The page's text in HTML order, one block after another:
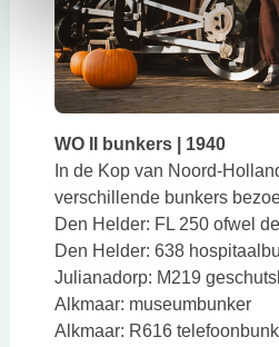
WO II bunkers | 1940
In de Kop van Noord-
verschillende bunkers
Den Helder: FL 250 ofwel
Den Helder: 638
Julianadorp: M219
Alkmaar: museumbunker
Alkmaar: R616